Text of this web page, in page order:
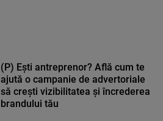
(P) Ești antreprenor? Află cum te
ajută o campanie de advertoriale
să crești vizibilitatea și încrederea
brandului tău